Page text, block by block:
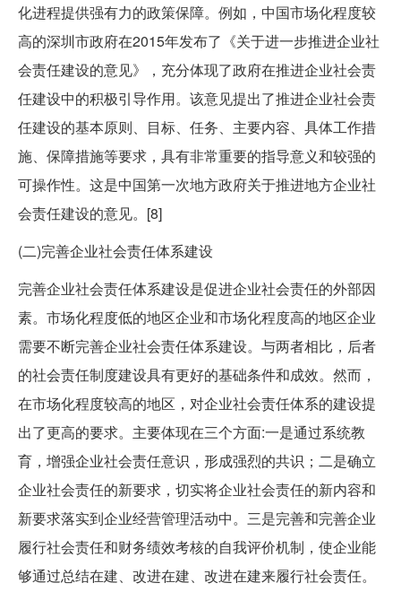
化进程提供强有力的政策保障。例如，中国市场化程度较
高的深圳市政府在2015年发布了《关于进一步推进企业社
会责任建设的意见》，充分体现了政府在推进企业社会责
任建设中的积极引导作用。该意见提出了推进企业社会责
任建设的基本原则、目标、任务、主要内容、具体工作措
施、保障措施等要求，具有非常重要的指导意义和较强的
可操作性。这是中国第一次地方政府关于推进地方企业社
会责任建设的意见。[8]
(二)完善企业社会责任体系建设
完善企业社会责任体系建设是促进企业社会责任的外部因
素。市场化程度低的地区企业和市场化程度高的地区企业
需要不断完善企业社会责任体系建设。与两者相比，后者
的社会责任制度建设具有更好的基础条件和成效。然而，
在市场化程度较高的地区，对企业社会责任体系的建设提
出了更高的要求。主要体现在三个方面:一是通过系统教
育，增强企业社会责任意识，形成强烈的共识；二是确立
企业社会责任的新要求，切实将企业社会责任的新内容和
新要求落实到企业经营管理活动中。三是完善和完善企业
履行社会责任和财务绩效考核的自我评价机制，使企业能
够通过总结在建、改进在建、改进在建来履行社会责任。